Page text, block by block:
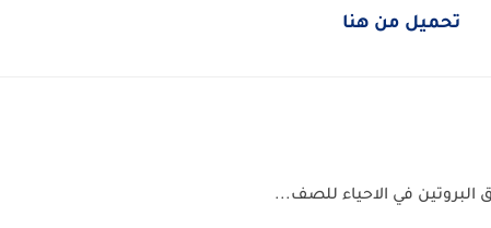
تحميل من هنا
البروتين في الاحياء للصف...